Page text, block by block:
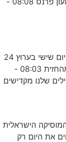
יום שישי הגיע 06:00 - 08:03 בואו לפתוח את יום שישי בערוץ 24
עם כל השירים האהובים. ש.ח. ד''ש עם שיר - מהחזית 08:03 -
אחד יש את המוסיקה הישראלית
את היום רק